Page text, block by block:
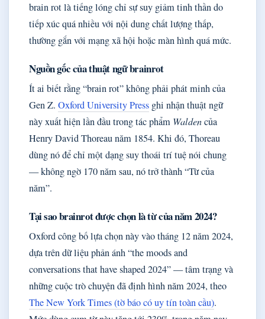
brain rot là tiếng lóng chỉ sự suy giảm tinh thần do
tiếp xúc quá nhiều với nội dung chất lượng thấp,
thường gắn với mạng xã hội hoặc màn hình quá mức.
Nguồn gốc của thuật ngữ brainrot
Ít ai biết rằng “brain rot” không phải phát minh của
Gen Z. Oxford University Press ghi nhận thuật ngữ
này xuất hiện lần đầu trong tác phẩm Waldencủa
Henry David Thoreau năm 1854. Khi đó, Thoreau
dùng nó để chỉ một dạng suy thoái trí tuệ nói chung
— không ngờ 170 năm sau, nó trở thành “Từ của
năm”.
Tại sao brainrot được chọn là từ của năm 2024?
Oxford công bố lựa chọn này vào tháng 12 năm 2024,
dựa trên dữ liệu phản ánh “the moods and
conversations that have shaped 2024” — tâm trạng và
những cuộc trò chuyện đã định hình năm 2024, theo
The New York Times (tờ báo có uy tín toàn cầu).